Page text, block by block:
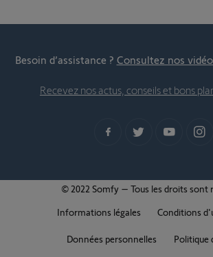
Besoin d’assistance ? Consultez nos
Recevez nos actus, conseils et bons
© 2022 Somfy – Tous les droits sont
Informations légales
Conditions
Données personnelles Politique